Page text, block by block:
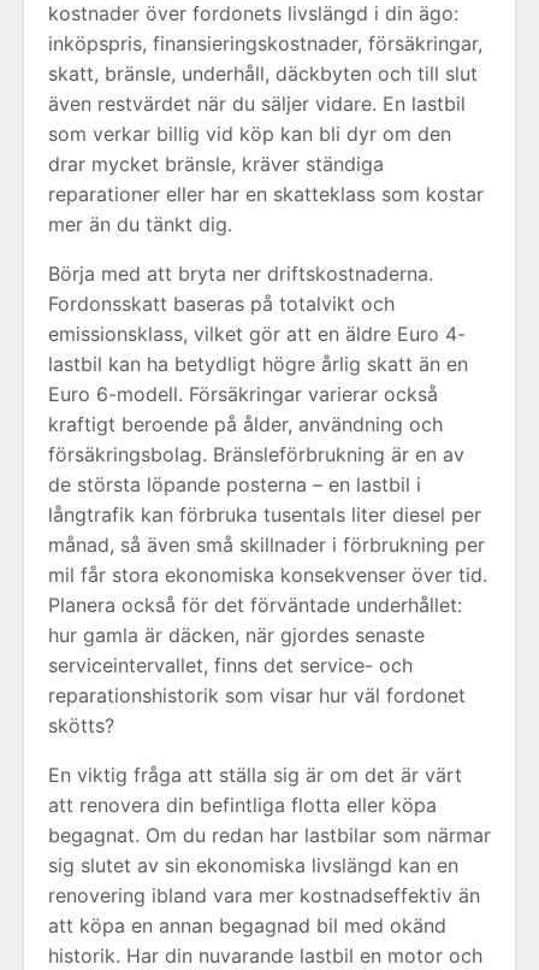
kostnader över fordonets livslängd i din ägo:
inköpspris, finansieringskostnader, försäkringar,
skatt, bränsle, underhåll, däckbyten och till slut
även restvärdet när du säljer vidare. En lastbil
som verkar billig vid köp kan bli dyr om den
drar mycket bränsle, kräver ständiga
reparationer eller har en skatteklass som kostar
mer än du tänkt dig.
Börja med att bryta ner driftskostnaderna.
Fordonsskatt baseras på totalvikt och
emissionsklass, vilket gör att en äldre Euro 4-
lastbil kan ha betydligt högre årlig skatt än en
Euro 6-modell. Försäkringar varierar också
kraftigt beroende på ålder, användning och
försäkringsbolag. Bränsleförbrukning är en av
de största löpande posterna – en lastbil i
långtrafik kan förbruka tusentals liter diesel per
månad, så även små skillnader i förbrukning per
mil får stora ekonomiska konsekvenser över tid.
Planera också för det förväntade underhållet:
hur gamla är däcken, när gjordes senaste
serviceintervallet, finns det service- och
reparationshistorik som visar hur väl fordonet
skötts?
En viktig fråga att ställa sig är om det är värt
att renovera din befintliga flotta eller köpa
begagnat. Om du redan har lastbilar som närmar
sig slutet av sin ekonomiska livslängd kan en
renovering ibland vara mer kostnadseffektiv än
att köpa en annan begagnad bil med okänd
historik. Har din nuvarande lastbil en motor och